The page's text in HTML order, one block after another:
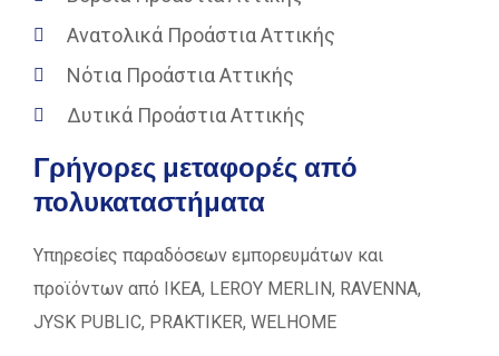
Ανατολικά Προάστια Αττικής
Νότια Προάστια Αττικής
Δυτικά Προάστια Αττικής
Γρήγορες μεταφορές από
πολυκαταστήματα
Υπηρεσίες παραδόσεων εμπορευμάτων και
προϊόντων από ΙΚΕΑ, LEROY MERLIN, RAVENNA,
JYSK PUBLIC, PRAKTIKER, WELHOME